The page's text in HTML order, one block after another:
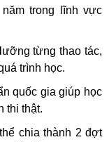
trong lĩnh vực
từng thao tác,
trình học.
quốc gia giúp học
thi thật.
chia thành 2 đợt